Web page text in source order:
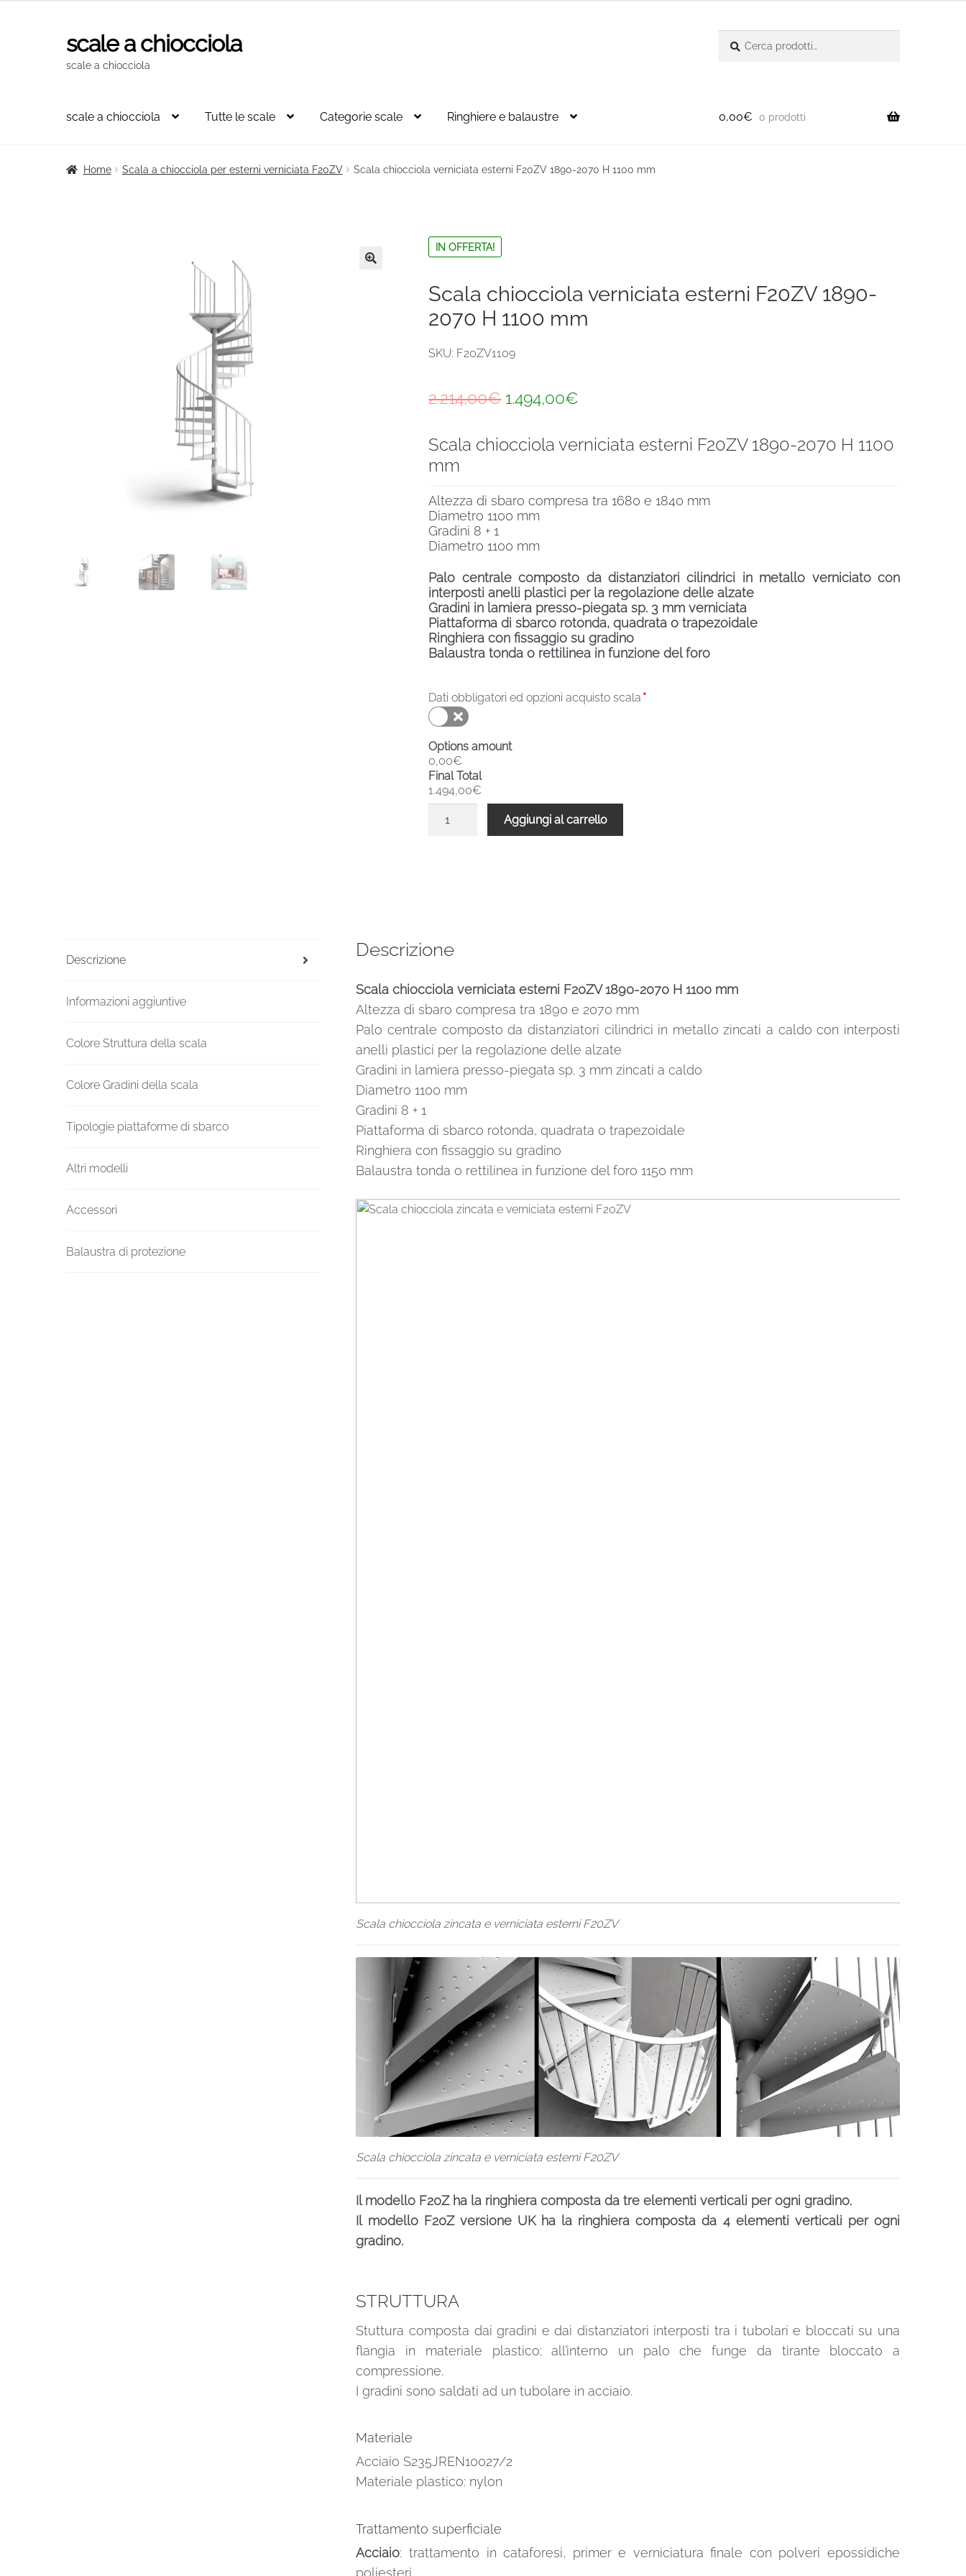
Vai
alla
Vai
al
scale a chiocciola
scale a chiocciola
scale a chiocciola Tutte le scale Categorie scale Ringhiere e balaustre 0,00€ 0 prodotti
Home Scala a chiocciola per esterni verniciata F20ZV Scala chiocciola verniciata esterni F20ZV 1890-2070 H 1100 mm
IN OFFERTA!
Scala chiocciola verniciata esterni F20ZV 1890-
2070 H 1100 mm
SKU: F20ZV1109
2.214,00€ Il
originale
2.214,00€.
1.494,00€
attuale
1.494,00€.
Scala chiocciola verniciata esterni F20ZV 1890-2070 H 1100
mm
Altezza di sbaro compresa tra 1680 e 1840 mm
Diametro 1100 mm
Gradini 8 + 1
Diametro 1100 mm
Palo centrale composto da distanziatori cilindrici in metallo verniciato con
interposti anelli plastici per la regolazione delle alzate
Gradini in lamiera presso-piegata sp. 3 mm verniciata
Piattaforma di sbarco rotonda, quadrata o trapezoidale
Ringhiera con fissaggio su gradino
Balaustra tonda o rettilinea in funzione del foro
Dati obbligatori ed opzioni acquisto scala *
Options amount
0,00€
Final Total
1.494,00€
1100
quantità
Aggiungi al carrello
Descrizione
Informazioni aggiuntive
Colore Struttura della scala
Colore Gradini della scala
Tipologie piattaforme di sbarco
Altri modelli
Accessori
Balaustra di protezione
Descrizione
Scala chiocciola verniciata esterni F20ZV 1890-2070 H 1100 mm
Altezza di sbaro compresa tra 1890 e 2070 mm
Palo centrale composto da distanziatori cilindrici in metallo zincati a caldo con interposti
anelli plastici per la regolazione delle alzate
Gradini in lamiera presso-piegata sp. 3 mm zincati a caldo
Diametro 1100 mm
Gradini 8 + 1
Piattaforma di sbarco rotonda, quadrata o trapezoidale
Ringhiera con fissaggio su gradino
Balaustra tonda o rettilinea in funzione del foro 1150 mm
Scala chiocciola zincata e verniciata esterni F20ZV
Scala chiocciola zincata e verniciata esterni F20ZV
Il modello F20Z ha la ringhiera composta da tre elementi verticali per ogni gradino.
Il modello F20Z versione UK ha la ringhiera composta da 4 elementi verticali per ogni
gradino.
STRUTTURA
Stuttura composta dai gradini e dai distanziatori interposti tra i tubolari e bloccati su una
flangia in materiale plastico; all’interno un palo che funge da tirante bloccato a
compressione.
I gradini sono saldati ad un tubolare in acciaio.
Materiale
Acciaio S235JREN10027/2
Materiale plastico: nylon
Trattamento superficiale
Acciaio: trattamento in cataforesi, primer e verniciatura finale con polveri epossidiche
poliesteri.
2.214,00€.1.494,00€.